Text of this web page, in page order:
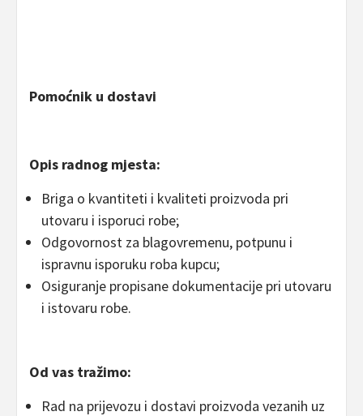
Pomoćnik u dostavi
Opis radnog mjesta:
Briga o kvantiteti i kvaliteti proizvoda pri
utovaru i isporuci robe;
Odgovornost za blagovremenu, potpunu i
ispravnu isporuku roba kupcu;
Osiguranje propisane dokumentacije pri utovaru
i istovaru robe.
Od vas tražimo:
Rad na prijevozu i dostavi proizvoda vezanih uz